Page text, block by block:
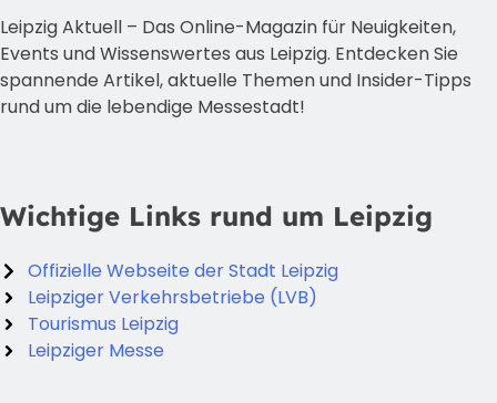
Leipzig Aktuell – Das Online-Magazin für Neuigkeiten,
Events und Wissenswertes aus Leipzig. Entdecken Sie
spannende Artikel, aktuelle Themen und Insider-Tipps
rund um die lebendige Messestadt!
Wichtige Links rund um Leipzig
Offizielle Webseite der Stadt Leipzig
Leipziger Verkehrsbetriebe (LVB)
Tourismus Leipzig
Leipziger Messe